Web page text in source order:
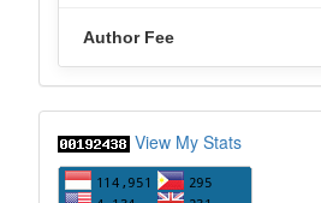
Author Fee
statcounter
View My Stats